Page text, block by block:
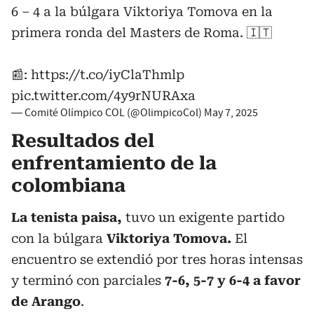
6 – 4 a la búlgara Viktoriya Tomova en la
primera ronda del Masters de Roma. 🇮🇹
📰: https://t.co/iyClaThmlp
pic.twitter.com/4y9rNURAxa
— Comité Olímpico COL (@OlimpicoCol) May 7, 2025
Resultados del
enfrentamiento de la
colombiana
La tenista paisa, tuvo un exigente partido
con la búlgara Viktoriya Tomova. El
encuentro se extendió por tres horas intensas
y terminó con parciales 7-6, 5-7 y 6-4 a favor
de Arango.